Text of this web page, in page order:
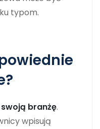
typom.
branżę.
wpisują